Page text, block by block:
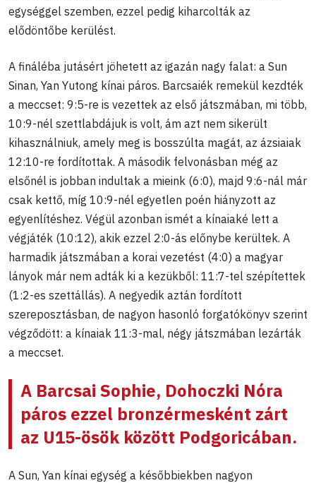
egységgel szemben, ezzel pedig kiharcolták az
elődöntőbe kerülést.
A fináléba jutásért jöhetett az igazán nagy falat: a Sun
Sinan, Yan Yutong kínai páros. Barcsaiék remekül kezdték
a meccset: 9:5-re is vezettek az első játszmában, mi több,
10:9-nél szettlabdájuk is volt, ám azt nem sikerült
kihasználniuk, amely meg is bosszúlta magát, az ázsiaiak
12:10-re fordítottak. A második felvonásban még az
elsőnél is jobban indultak a mieink (6:0), majd 9:6-nál már
csak kettő, míg 10:9-nél egyetlen poén hiányzott az
egyenlítéshez. Végül azonban ismét a kínaiaké lett a
végjáték (10:12), akik ezzel 2:0-ás előnybe kerültek. A
harmadik játszmában a korai vezetést (4:0) a magyar
lányok már nem adták ki a kezükből: 11:7-tel szépítettek
(1:2-es szettállás). A negyedik aztán fordított
szereposztásban, de nagyon hasonló forgatókönyv szerint
végződött: a kínaiak 11:3-mal, négy játszmában lezárták
a meccset.
A Barcsai Sophie, Dohoczki Nóra
páros ezzel bronzérmesként zárt
az U15-ösök között Podgoricában.
A Sun, Yan kínai egység a későbbiekben nagyon